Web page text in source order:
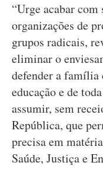
“Urge acabar com
organizações de
grupos radicais,
eliminar o
defender a família
educação e de
assumir, sem
República, que
precisa em
Saúde, Justiça e